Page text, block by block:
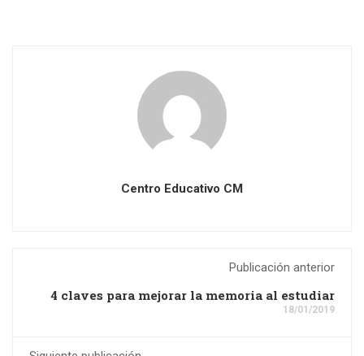
Centro Educativo CM
Publicación anterior
4 claves para mejorar la memoria al estudiar
18/01/2019